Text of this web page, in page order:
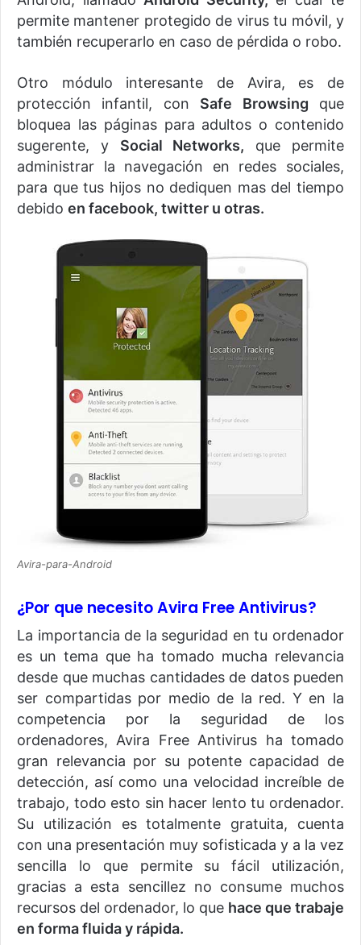
permite mantener protegido de virus tu móvil, y
también recuperarlo en caso de pérdida o robo.
Otro módulo interesante de Avira, es de
protección infantil, con Safe Browsing que
bloquea las páginas para adultos o contenido
sugerente, y Social Networks, que permite
administrar la navegación en redes sociales,
para que tus hijos no dediquen mas del tiempo
debido en facebook, twitter u otras.
Avira-para-Android
¿Por que necesito Avira Free Antivirus?
La importancia de la seguridad en tu ordenador
es un tema que ha tomado mucha relevancia
desde que muchas cantidades de datos pueden
ser compartidas por medio de la red. Y en la
competencia por la seguridad de los
ordenadores, Avira Free Antivirus ha tomado
gran relevancia por su potente capacidad de
detección, así como una velocidad increíble de
trabajo, todo esto sin hacer lento tu ordenador.
Su utilización es totalmente gratuita, cuenta
con una presentación muy sofisticada y a la vez
sencilla lo que permite su fácil utilización,
gracias a esta sencillez no consume muchos
recursos del ordenador, lo que hace que trabaje
en forma fluida y rápida.